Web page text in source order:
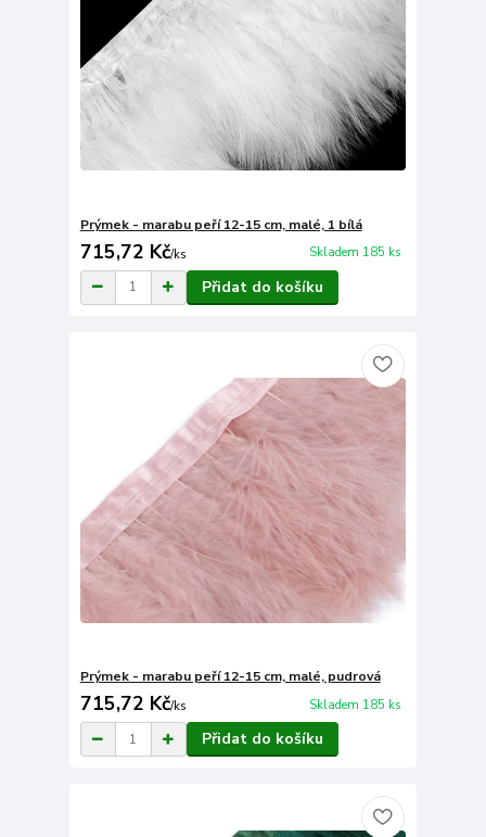
Prýmek - marabu peří 12-15 cm, malé, 1 bílá
715,72 Kč/ks Skladem 185 ks
Přidat do košíku
Prýmek - marabu peří 12-15 cm, malé, pudrová
715,72 Kč/ks Skladem 185 ks
Přidat do košíku